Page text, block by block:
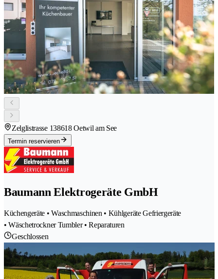
Zelglistrasse 138618 Oetwil am See
Termin reservieren
Baumann Elektrogeräte GmbH
Küchengeräte • Waschmaschinen • Kühlgeräte Gefriergeräte
• Wäschetrockner Tumbler • Reparaturen
Geschlossen